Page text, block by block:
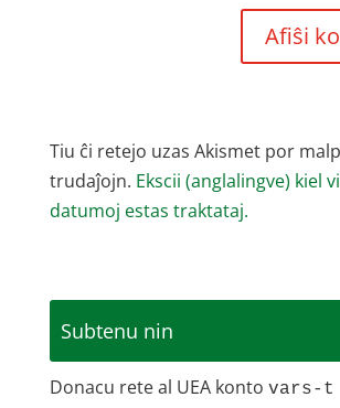
Tiu ĉi retejo uzas Akismet por
trudaĵojn. Ekscii (anglalingve) kiel
datumoj estas traktataj.
Subtenu nin
Donacu rete al UEA konto vars-t